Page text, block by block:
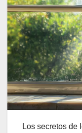
Los secretos de